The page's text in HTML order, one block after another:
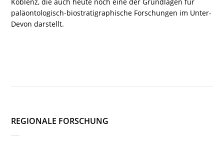
paläontologisch-biostratigraphische Forschungen im Unter-
Devon darstellt.
REGIONALE FORSCHUNG